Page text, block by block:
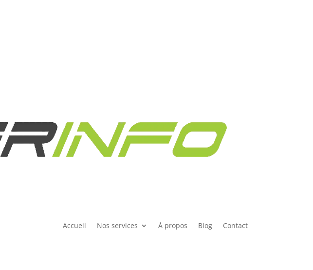
Accueil Nos services À propos Blog Contact